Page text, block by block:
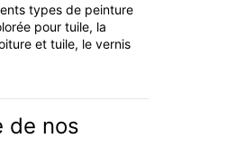
types de peinture
pour tuile, la
et tuile, le vernis
de nos